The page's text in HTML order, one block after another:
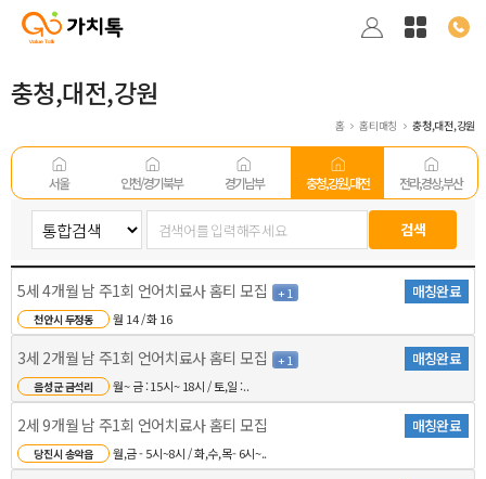
충청,대전,강원
홈 홈티매칭 충청,대전,강원
서울 인천/경기 북부 경기남부 충청,강원,대전 전라,경상,부산
5세 4개월 남 주1회 언어치료사 홈티 모집 + 1 매칭완료
천안시 두정동 월 14 / 화 16
3세 2개월 남 주1회 언어치료사 홈티 모집 + 1 매칭완료
음성군 금석리 월~ 금 : 15시~ 18시 / 토,일 :..
2세 9개월 남 주1회 언어치료사 홈티 모집 매칭완료
당진시 송악읍 월,금 - 5시~8시 / 화,수,목- 6시~..